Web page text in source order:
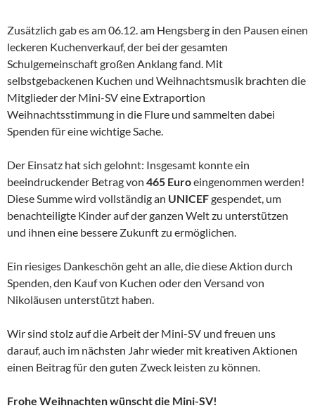
Zusätzlich gab es am 06.12. am Hengsberg in den Pausen einen
leckeren Kuchenverkauf, der bei der gesamten
Schulgemeinschaft großen Anklang fand. Mit
selbstgebackenen Kuchen und Weihnachtsmusik brachten die
Mitglieder der Mini-SV eine Extraportion
Weihnachtsstimmung in die Flure und sammelten dabei
Spenden für eine wichtige Sache.
Der Einsatz hat sich gelohnt: Insgesamt konnte ein
beeindruckender Betrag von 465 Euroeingenommen werden!
Diese Summe wird vollständig an UNICEFgespendet, um
benachteiligte Kinder auf der ganzen Welt zu unterstützen
und ihnen eine bessere Zukunft zu ermöglichen.
Ein riesiges Dankeschön geht an alle, die diese Aktion durch
Spenden, den Kauf von Kuchen oder den Versand von
Nikoläusen unterstützt haben.
Wir sind stolz auf die Arbeit der Mini-SV und freuen uns
darauf, auch im nächsten Jahr wieder mit kreativen Aktionen
einen Beitrag für den guten Zweck leisten zu können.
Frohe Weihnachten wünscht die Mini-SV!